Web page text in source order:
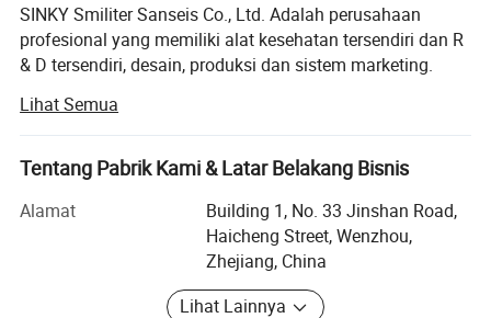
SINKY Smiliter Sanseis Co., Ltd. Adalah perusahaan
profesional yang memiliki alat kesehatan tersendiri dan R
& D tersendiri, desain, produksi dan sistem marketing.
memiliki peralatan pipa terbaru dan teknologi kelas satu.
Sejak didirikan, perusahaan yang berbasis pada tujuan
"manajemen integritas, pelanggan lebih dulu" sepanjang
mencari, dan pragmatis". Teknologi dan kualitas saat ini
sama pentingnya dengan seni dan cita rasa. Energy
SAVING dan perlindungan lingkungan merupakan daya
tahan yang abadi dari kehidupan manusia. Produksi dan
Lihat Semua
Tentang Pabrik Kami & Latar Belakang Bisnis
Alamat
Building 1, No. 33 Jinshan Road,
Haicheng Street, Wenzhou,
Zhejiang, China
Lihat Lainnya